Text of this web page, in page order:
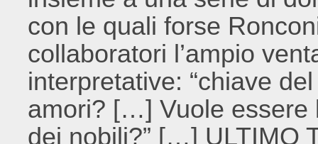
con le quali forse
collaboratori l’ampio
interpretative: “chiave
amori? […] Vuole essere
dei nobili?” […] ULTIMO